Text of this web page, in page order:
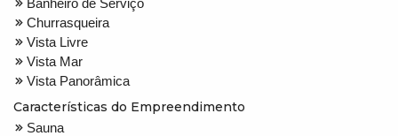
Churrasqueira
Vista Livre
Vista Mar
Vista Panorâmica
Características do Empreendimento
Sauna